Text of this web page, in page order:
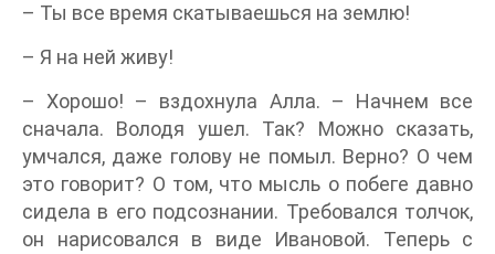
– Ты все время скатываешься на землю!
– Я на ней живу!
– Хорошо! – вздохнула Алла. – Начнем все
сначала. Володя ушел. Так? Можно сказать,
умчался, даже голову не помыл. Верно? О чем
это говорит? О том, что мысль о побеге давно
сидела в его подсознании. Требовался толчок,
он нарисовался в виде Ивановой. Теперь с